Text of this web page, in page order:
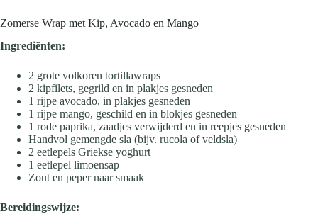
Zomerse Wrap met Kip, Avocado en Mango
Ingrediënten:
2 grote volkoren tortillawraps
2 kipfilets, gegrild en in plakjes gesneden
1 rijpe avocado, in plakjes gesneden
1 rijpe mango, geschild en in blokjes gesneden
1 rode paprika, zaadjes verwijderd en in reepjes gesneden
Handvol gemengde sla (bijv. rucola of veldsla)
2 eetlepels Griekse yoghurt
1 eetlepel limoensap
Zout en peper naar smaak
Bereidingswijze: